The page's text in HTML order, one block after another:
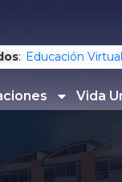
: Educación Virtual
Vida